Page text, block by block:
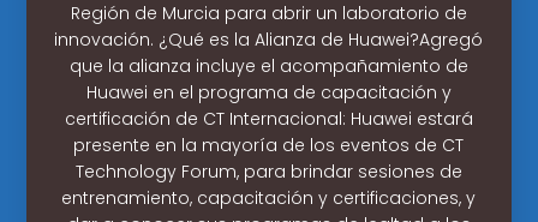
Región de Murcia para abrir un laboratorio de
innovación. ¿Qué es la Alianza de Huawei?Agregó
que la alianza incluye el acompañamiento de
Huawei en el programa de capacitación y
certificación de CT Internacional: Huawei estará
presente en la mayoría de los eventos de CT
Technology Forum, para brindar sesiones de
entrenamiento, capacitación y certificaciones, y